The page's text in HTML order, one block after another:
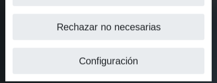
Rechazar no necesarias
Configuración